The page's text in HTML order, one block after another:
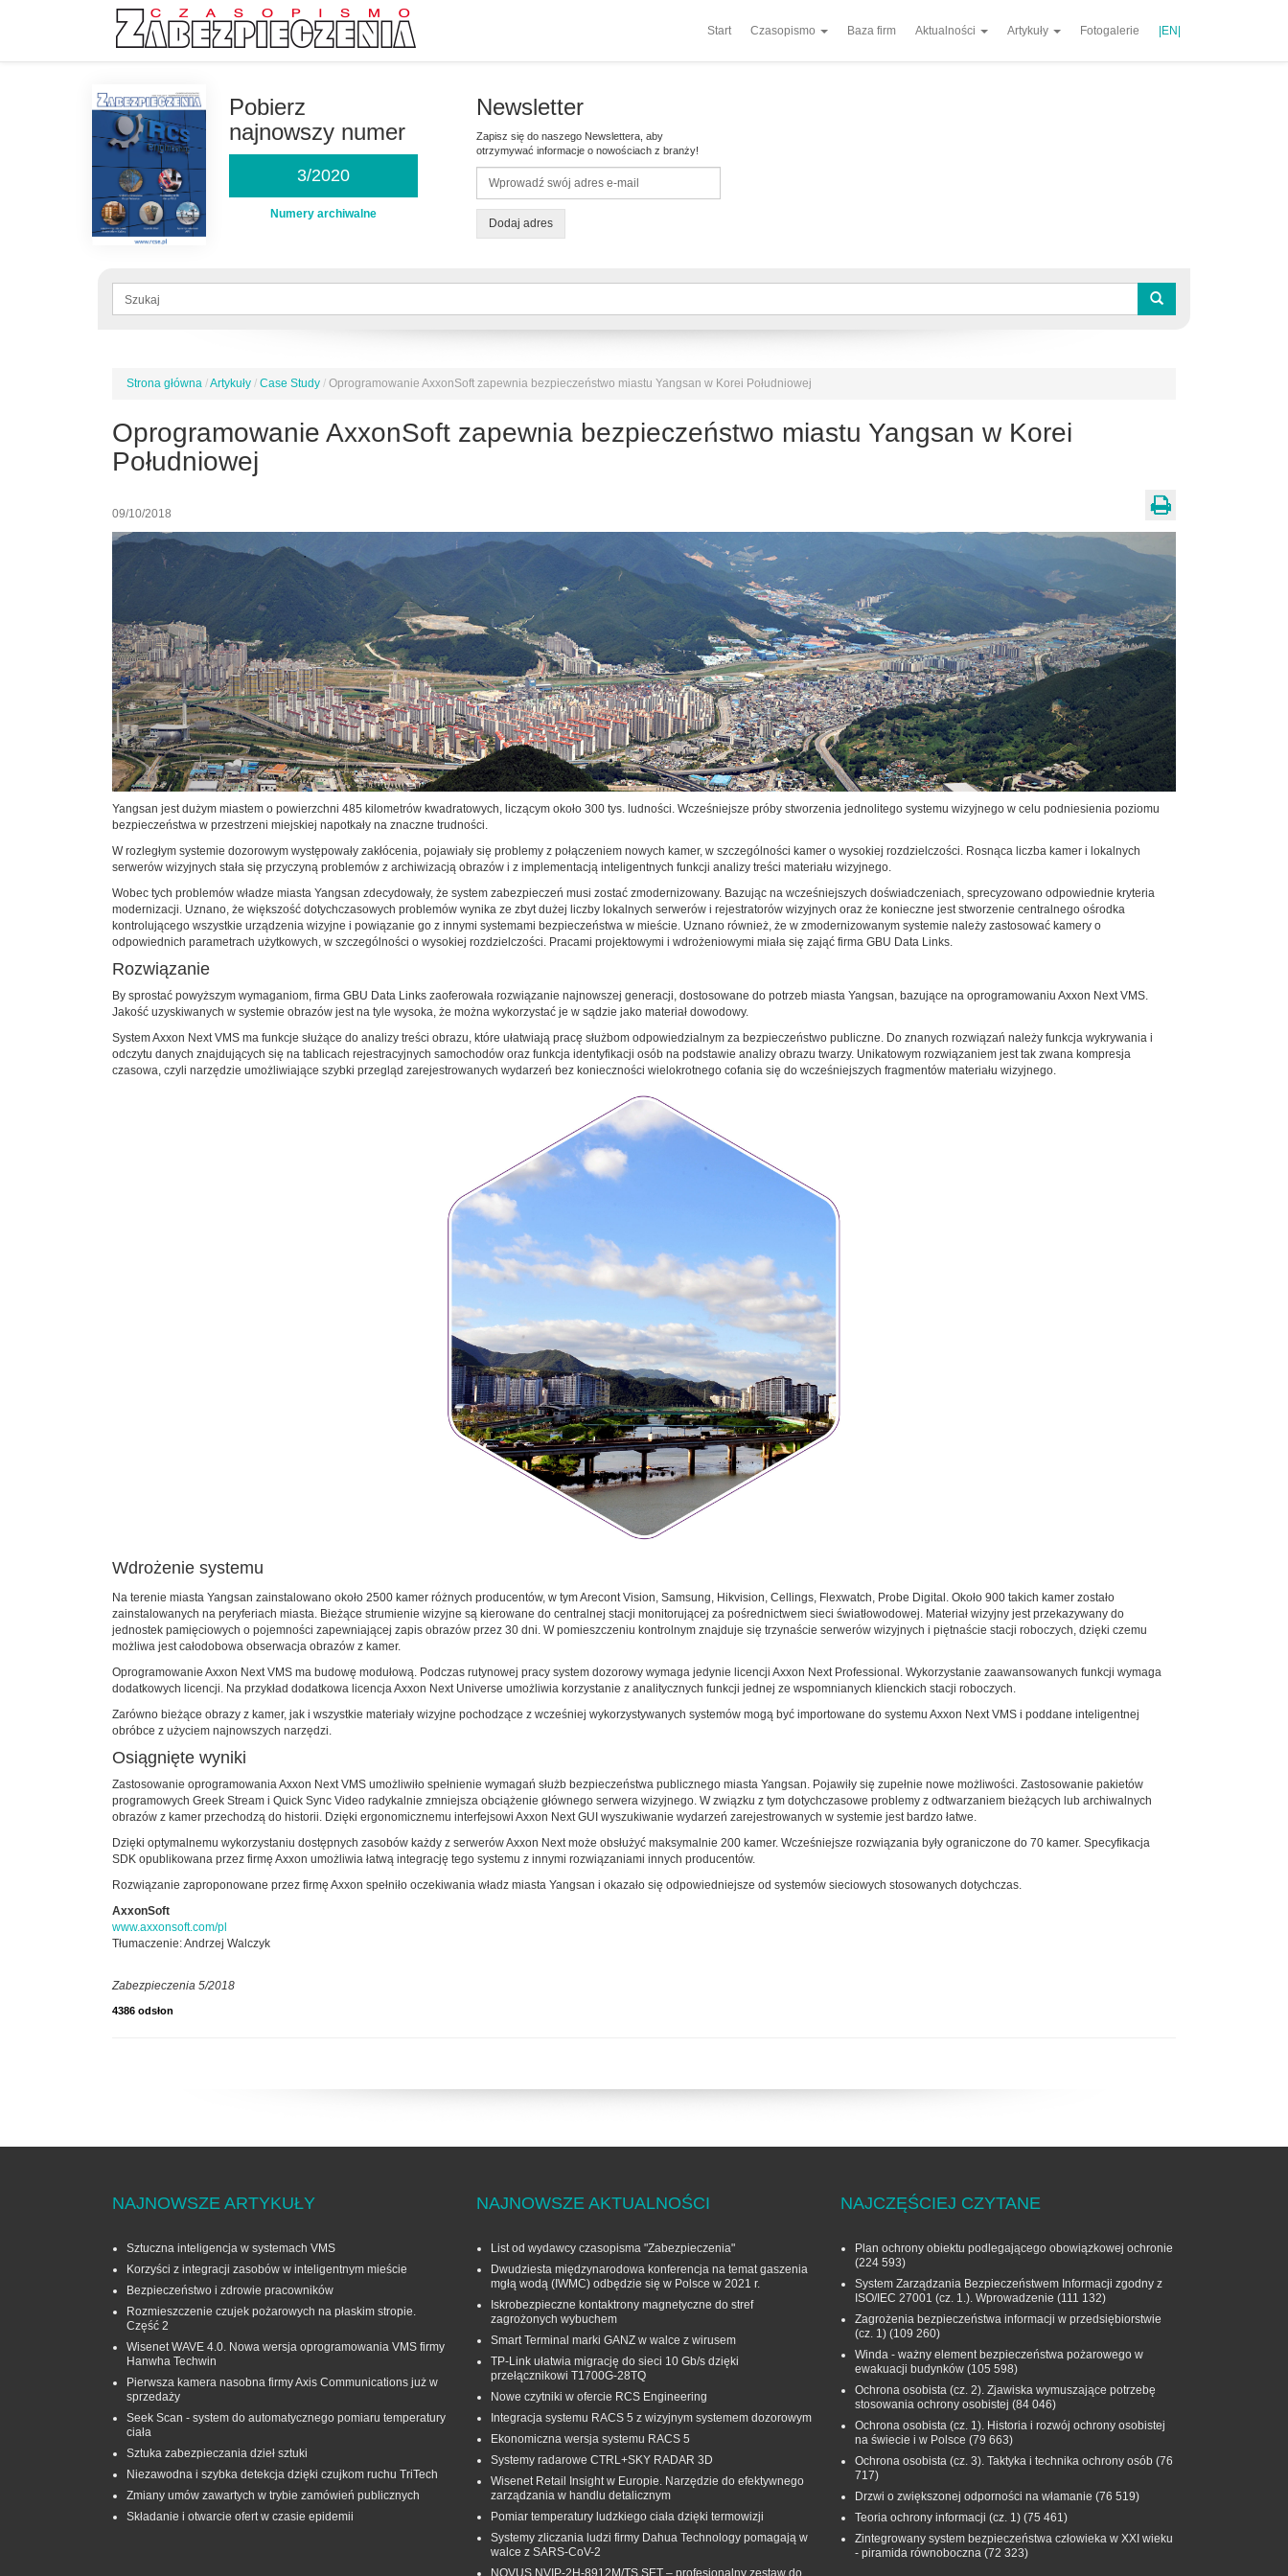
Start Czasopismo Baza firm Aktualności Artykuły Fotogalerie |EN|
Pobierz
najnowszy numer
3/2020
Numery archiwalne
Newsletter
Zapisz się do naszego Newslettera, aby
otrzymywać informacje o nowościach z branży!
Dodaj adres
Formularz
Jesteś
Strona główna /Artykuły / Case Study / Oprogramowanie AxxonSoft zapewnia bezpieczeństwo miastu Yangsan w Korei Południowej
Oprogramowanie AxxonSoft zapewnia bezpieczeństwo miastu Yangsan w Korei
Południowej
09/10/2018
Yangsan jest dużym miastem o powierzchni 485 kilometrów kwadratowych, liczącym około 300 tys. ludności. Wcześniejsze próby stworzenia jednolitego systemu wizyjnego w celu podniesienia poziomu
bezpieczeństwa w przestrzeni miejskiej napotkały na znaczne trudności.
W rozległym systemie dozorowym występowały zakłócenia, pojawiały się problemy z połączeniem nowych kamer, w szczególności kamer o wysokiej rozdzielczości. Rosnąca liczba kamer i lokalnych
serwerów wizyjnych stała się przyczyną problemów z archiwizacją obrazów i z implementacją inteligentnych funkcji analizy treści materiału wizyjnego.
Wobec tych problemów władze miasta Yangsan zdecydowały, że system zabezpieczeń musi zostać zmodernizowany. Bazując na wcześniejszych doświadczeniach, sprecyzowano odpowiednie kryteria
modernizacji. Uznano, że większość dotychczasowych problemów wynika ze zbyt dużej liczby lokalnych serwerów i rejestratorów wizyjnych oraz że konieczne jest stworzenie centralnego ośrodka
kontrolującego wszystkie urządzenia wizyjne i powiązanie go z innymi systemami bezpieczeństwa w mieście. Uznano również, że w zmodernizowanym systemie należy zastosować kamery o
odpowiednich parametrach użytkowych, w szczególności o wysokiej rozdzielczości. Pracami projektowymi i wdrożeniowymi miała się zająć firma GBU Data Links.
Rozwiązanie
By sprostać powyższym wymaganiom, firma GBU Data Links zaoferowała rozwiązanie najnowszej generacji, dostosowane do potrzeb miasta Yangsan, bazujące na oprogramowaniu Axxon Next VMS.
Jakość uzyskiwanych w systemie obrazów jest na tyle wysoka, że można wykorzystać je w sądzie jako materiał dowodowy.
System Axxon Next VMS ma funkcje służące do analizy treści obrazu, które ułatwiają pracę służbom odpowiedzialnym za bezpieczeństwo publiczne. Do znanych rozwiązań należy funkcja wykrywania i
odczytu danych znajdujących się na tablicach rejestracyjnych samochodów oraz funkcja identyfikacji osób na podstawie analizy obrazu twarzy. Unikatowym rozwiązaniem jest tak zwana kompresja
czasowa, czyli narzędzie umożliwiające szybki przegląd zarejestrowanych wydarzeń bez konieczności wielokrotnego cofania się do wcześniejszych fragmentów materiału wizyjnego.
Wdrożenie systemu
Na terenie miasta Yangsan zainstalowano około 2500 kamer różnych producentów, w tym Arecont Vision, Samsung, Hikvision, Cellings, Flexwatch, Probe Digital. Około 900 takich kamer zostało
zainstalowanych na peryferiach miasta. Bieżące strumienie wizyjne są kierowane do centralnej stacji monitorującej za pośrednictwem sieci światłowodowej. Materiał wizyjny jest przekazywany do
jednostek pamięciowych o pojemności zapewniającej zapis obrazów przez 30 dni. W pomieszczeniu kontrolnym znajduje się trzynaście serwerów wizyjnych i piętnaście stacji roboczych, dzięki czemu
możliwa jest całodobowa obserwacja obrazów z kamer.
Oprogramowanie Axxon Next VMS ma budowę modułową. Podczas rutynowej pracy system dozorowy wymaga jedynie licencji Axxon Next Professional. Wykorzystanie zaawansowanych funkcji wymaga
dodatkowych licencji. Na przykład dodatkowa licencja Axxon Next Universe umożliwia korzystanie z analitycznych funkcji jednej ze wspomnianych klienckich stacji roboczych.
Zarówno bieżące obrazy z kamer, jak i wszystkie materiały wizyjne pochodzące z wcześniej wykorzystywanych systemów mogą być importowane do systemu Axxon Next VMS i poddane inteligentnej
obróbce z użyciem najnowszych narzędzi.
Osiągnięte wyniki
Zastosowanie oprogramowania Axxon Next VMS umożliwiło spełnienie wymagań służb bezpieczeństwa publicznego miasta Yangsan. Pojawiły się zupełnie nowe możliwości. Zastosowanie pakietów
programowych Greek Stream i Quick Sync Video radykalnie zmniejsza obciążenie głównego serwera wizyjnego. W związku z tym dotychczasowe problemy z odtwarzaniem bieżących lub archiwalnych
obrazów z kamer przechodzą do historii. Dzięki ergonomicznemu interfejsowi Axxon Next GUI wyszukiwanie wydarzeń zarejestrowanych w systemie jest bardzo łatwe.
Dzięki optymalnemu wykorzystaniu dostępnych zasobów każdy z serwerów Axxon Next może obsłużyć maksymalnie 200 kamer. Wcześniejsze rozwiązania były ograniczone do 70 kamer. Specyfikacja
SDK opublikowana przez firmę Axxon umożliwia łatwą integrację tego systemu z innymi rozwiązaniami innych producentów.
Rozwiązanie zaproponowane przez firmę Axxon spełniło oczekiwania władz miasta Yangsan i okazało się odpowiedniejsze od systemów sieciowych stosowanych dotychczas.
AxxonSoft
www.axxonsoft.com/pl
Tłumaczenie: Andrzej Walczyk
Zabezpieczenia 5/2018
4386 odsłon
NAJNOWSZE ARTYKUŁY
Sztuczna inteligencja w systemach VMS
Korzyści z integracji zasobów w inteligentnym mieście
Bezpieczeństwo i zdrowie pracowników
Rozmieszczenie czujek pożarowych na płaskim stropie.
Część 2
Wisenet WAVE 4.0. Nowa wersja oprogramowania VMS firmy
Hanwha Techwin
Pierwsza kamera nasobna firmy Axis Communications już w
sprzedaży
Seek Scan - system do automatycznego pomiaru temperatury
ciała
Sztuka zabezpieczania dzieł sztuki
Niezawodna i szybka detekcja dzięki czujkom ruchu TriTech
Zmiany umów zawartych w trybie zamówień publicznych
Składanie i otwarcie ofert w czasie epidemii
NAJNOWSZE AKTUALNOŚCI
List od wydawcy czasopisma "Zabezpieczenia"
Dwudziesta międzynarodowa konferencja na temat gaszenia
mgłą wodą (IWMC) odbędzie się w Polsce w 2021 r.
Iskrobezpieczne kontaktrony magnetyczne do stref
zagrożonych wybuchem
Smart Terminal marki GANZ w walce z wirusem
TP-Link ułatwia migrację do sieci 10 Gb/s dzięki
przełącznikowi T1700G‑28TQ
Nowe czytniki w ofercie RCS Engineering
Integracja systemu RACS 5 z wizyjnym systemem dozorowym
Ekonomiczna wersja systemu RACS 5
Systemy radarowe CTRL+SKY RADAR 3D
Wisenet Retail Insight w Europie. Narzędzie do efektywnego
zarządzania w handlu detalicznym
Pomiar temperatury ludzkiego ciała dzięki termowizji
Systemy zliczania ludzi firmy Dahua Technology pomagają w
walce z SARS-CoV-2
NOVUS NVIP-2H-8912M/TS SET – profesjonalny zestaw do
NAJCZĘŚCIEJ CZYTANE
Plan ochrony obiektu podlegającego obowiązkowej ochronie
(224 593)
System Zarządzania Bezpieczeństwem Informacji zgodny z
ISO/IEC 27001 (cz. 1.). Wprowadzenie (111 132)
Zagrożenia bezpieczeństwa informacji w przedsiębiorstwie
(cz. 1) (109 260)
Winda - ważny element bezpieczeństwa pożarowego w
ewakuacji budynków (105 598)
Ochrona osobista (cz. 2). Zjawiska wymuszające potrzebę
stosowania ochrony osobistej (84 046)
Ochrona osobista (cz. 1). Historia i rozwój ochrony osobistej
na świecie i w Polsce (79 663)
Ochrona osobista (cz. 3). Taktyka i technika ochrony osób (76
717)
Drzwi o zwiększonej odporności na włamanie (76 519)
Teoria ochrony informacji (cz. 1) (75 461)
Zintegrowany system bezpieczeństwa człowieka w XXI wieku
- piramida równoboczna (72 323)